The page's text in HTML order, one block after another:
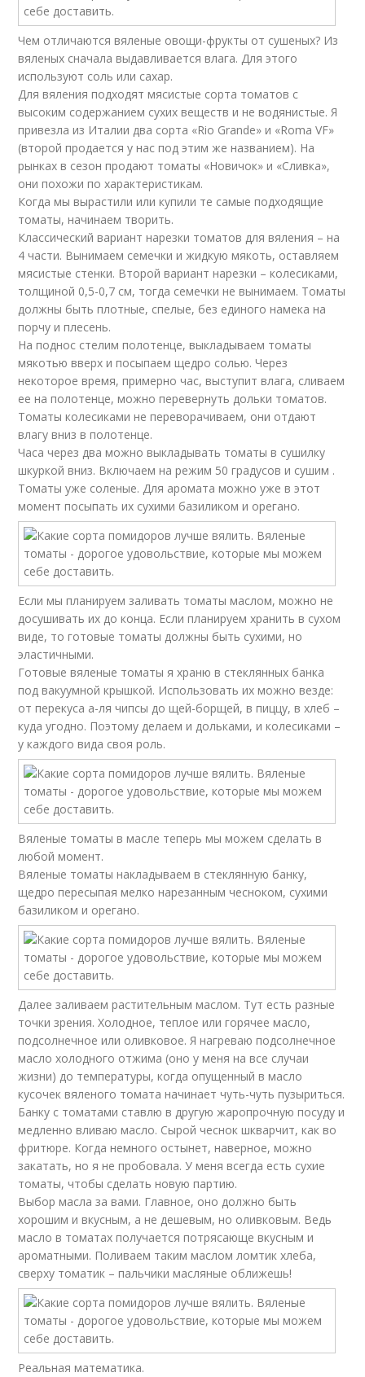
Чем отличаются вяленые овощи-фрукты от сушеных? Из
вяленых сначала выдавливается влага. Для этого
используют соль или сахар.
Для вяления подходят мясистые сорта томатов с
высоким содержанием сухих веществ и не водянистые. Я
привезла из Италии два сорта «Rio Grande» и «Roma VF»
(второй продается у нас под этим же названием). На
рынках в сезон продают томаты «Новичок» и «Сливка»,
они похожи по характеристикам.
Когда мы вырастили или купили те самые подходящие
томаты, начинаем творить.
Классический вариант нарезки томатов для вяления – на
4 части. Вынимаем семечки и жидкую мякоть, оставляем
мясистые стенки. Второй вариант нарезки – колесиками,
толщиной 0,5-0,7 см, тогда семечки не вынимаем. Томаты
должны быть плотные, спелые, без единого намека на
порчу и плесень.
На поднос стелим полотенце, выкладываем томаты
мякотью вверх и посыпаем щедро солью. Через
некоторое время, примерно час, выступит влага, сливаем
ее на полотенце, можно перевернуть дольки томатов.
Томаты колесиками не переворачиваем, они отдают
влагу вниз в полотенце.
Часа через два можно выкладывать томаты в сушилку
шкуркой вниз. Включаем на режим 50 градусов и сушим .
Томаты уже соленые. Для аромата можно уже в этот
момент посыпать их сухими базиликом и орегано.
Если мы планируем заливать томаты маслом, можно не
досушивать их до конца. Если планируем хранить в сухом
виде, то готовые томаты должны быть сухими, но
эластичными.
Готовые вяленые томаты я храню в стеклянных банка
под вакуумной крышкой. Использовать их можно везде:
от перекуса а-ля чипсы до щей-борщей, в пиццу, в хлеб –
куда угодно. Поэтому делаем и дольками, и колесиками –
у каждого вида своя роль.
Вяленые томаты в масле теперь мы можем сделать в
любой момент.
Вяленые томаты накладываем в стеклянную банку,
щедро пересыпая мелко нарезанным чесноком, сухими
базиликом и орегано.
Далее заливаем растительным маслом. Тут есть разные
точки зрения. Холодное, теплое или горячее масло,
подсолнечное или оливковое. Я нагреваю подсолнечное
масло холодного отжима (оно у меня на все случаи
жизни) до температуры, когда опущенный в масло
кусочек вяленого томата начинает чуть-чуть пузыриться.
Банку с томатами ставлю в другую жаропрочную посуду и
медленно вливаю масло. Сырой чеснок шкварчит, как во
фритюре. Когда немного остынет, наверное, можно
закатать, но я не пробовала. У меня всегда есть сухие
томаты, чтобы сделать новую партию.
Выбор масла за вами. Главное, оно должно быть
хорошим и вкусным, а не дешевым, но оливковым. Ведь
масло в томатах получается потрясающе вкусным и
ароматными. Поливаем таким маслом ломтик хлеба,
сверху томатик – пальчики масляные оближешь!
Реальная математика.